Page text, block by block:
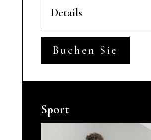
Details
Buchen Sie
Sport